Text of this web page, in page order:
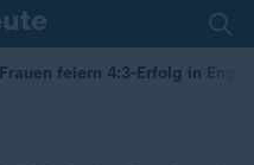
feiern 4:3-Erfolg in